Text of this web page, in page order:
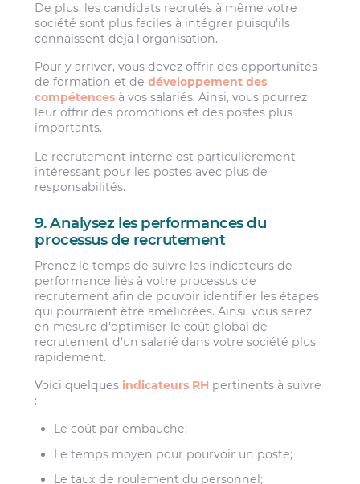
De plus, les candidats recrutés à même votre
société sont plus faciles à intégrer puisqu’ils
connaissent déjà l’organisation.
Pour y arriver, vous devez offrir des opportunités
de formation et dedéveloppement des
compétences à vos salariés. Ainsi, vous pourrez
leur offrir des promotions et des postes plus
importants.
Le recrutement interne est particulièrement
intéressant pour les postes avec plus de
responsabilités.
9. Analysez les performances du
processus de recrutement
Prenez le temps de suivre les indicateurs de
performance liés à votre processus de
recrutement afin de pouvoir identifier les étapes
qui pourraient être améliorées. Ainsi, vous serez
en mesure d’optimiser le coût global de
recrutement d’un salarié dans votre société plus
rapidement.
Voici quelques indicateurs RH pertinents à suivre
:
Le coût par embauche;
Le temps moyen pour pourvoir un poste;
Le taux de roulement du personnel;